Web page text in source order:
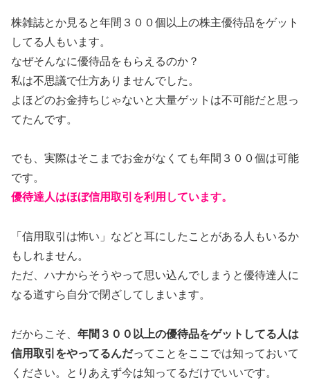
株雑誌とか見ると年間３００個以上の株主優待品をゲット
してる人もいます。
なぜそんなに優待品をもらえるのか？
私は不思議で仕方ありませんでした。
よほどのお金持ちじゃないと大量ゲットは不可能だと思っ
てたんです。
でも、実際はそこまでお金がなくても年間３００個は可能
です。
優待達人はほぼ信用取引を利用しています。
「信用取引は怖い」などと耳にしたことがある人もいるか
もしれません。
ただ、ハナからそうやって思い込んでしまうと優待達人に
なる道すら自分で閉ざしてしまいます。
だからこそ、 年間３００以上の優待品をゲットしてる人は
信用取引をやってるんだってことをここでは知っておいて
ください。とりあえず今は知ってるだけでいいです。